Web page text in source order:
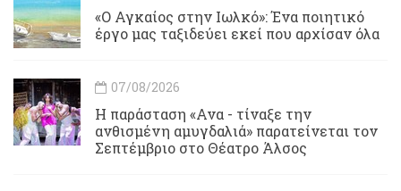
«Ο Αγκαίος στην Ιωλκό»: Ένα ποιητικό
έργο μας ταξιδεύει εκεί που αρχίσαν όλα
07/08/2026
Η παράσταση «Ανα - τίναξε την
ανθισμένη αμυγδαλιά» παρατείνεται τον
Σεπτέμβριο στο Θέατρο Άλσος